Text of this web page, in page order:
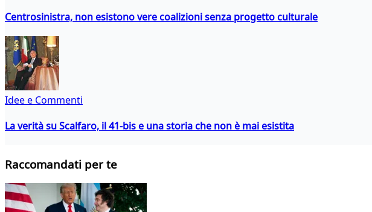
Centrosinistra, non esistono vere coalizioni senza progetto culturale
Idee e Commenti
La verità su Scalfaro, il 41-bis e una storia che non è mai esistita
Raccomandati per te